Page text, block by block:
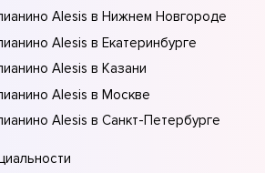
Alesis в Нижнем Новгороде
Alesis в Екатеринбурге
Alesis в Казани
Alesis в Москве
Alesis в Санкт-Петербурге